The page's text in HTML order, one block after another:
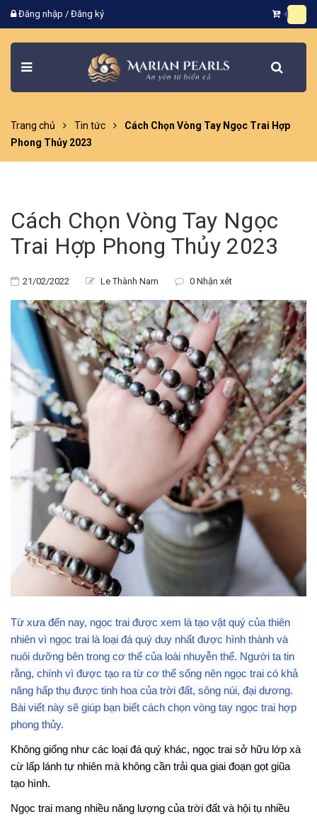
Đăng nhập / Đăng ký
Trang chủ Tin tức
Cách Chọn Vòng Tay Ngọc Trai Hợp
Phong Thủy 2023
Cách Chọn Vòng Tay Ngọc
Trai Hợp Phong Thủy 2023
21/02/2022 Le Thành Nam 0 Nhận xét
Từ xưa đến nay, ngọc trai được xem là tạo vật quý của thiên
nhiên vì ngọc trai là loại đá quý duy nhất được hình thành và
nuôi dưỡng bên trong cơ thể của loài nhuyễn thể. Người ta tin
rằng, chính vì được tạo ra từ cơ thể sống nên ngọc trai có khả
năng hấp thụ được tinh hoa của trời đất, sông núi, đại dương.
Bài viết này sẽ giúp bạn biết cách chọn vòng tay ngọc trai hợp
phong thủy.
Không giống như các loại đá quý khác, ngọc trai sở hữu lớp xà
cừ lấp lánh tự nhiên mà không cần trải qua giai đoạn gọt giũa
tạo hình.
Ngọc trai mang nhiều năng lượng của trời đất và hội tụ nhiều